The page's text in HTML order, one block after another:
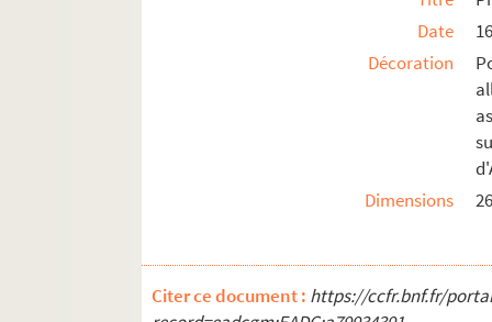
Date
Décoration
Dimensions
Citer ce document : https://ccfr.bnf.fr/